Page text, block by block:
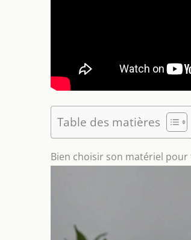
Table des matières
Bien choisir son matériel